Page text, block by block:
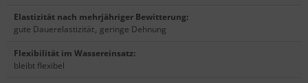
Elastizität nach mehrjähriger Bewitterung:
gute Dauerelastizität, geringe Dehnung
Flexibilität im Wassereinsatz:
bleibt flexibel